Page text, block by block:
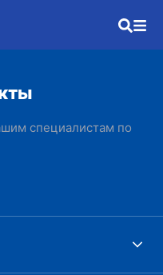
специалистам по